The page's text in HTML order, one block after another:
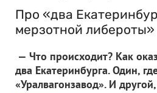
Про «два
мерзотной либероты»
— Что происходит? Как
два Екатеринбурга. Один,
«Уралвагонзавод». И